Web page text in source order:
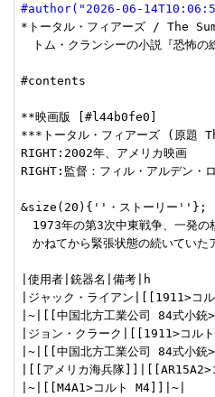
#author("2026-06-
*トータル・フィアーズ / The
トム・クランシーの小説『恐怖の
#contents
**映画版 [#l44b0fe0]
***トータル・フィアーズ (原
RIGHT:2002年、アメリカ映画
RIGHT:監督：フィル・アルデン・
&size(20){''・ストーリー''};
1973年の第3次中東戦争、一発の
かねてから緊張状態の続いていた
|使用者|銃器名|備考|h
|ジャック・ライアン|[[1911>コ
|~|[[中国北方工業公司 84式小銃
|ジョン・クラーク|[[1911>コル
|~|[[中国北方工業公司 84式小銃
|[[アメリカ海兵隊]]|[[AR15A2>
|~|[[M4A1>コルト M4]]|~|